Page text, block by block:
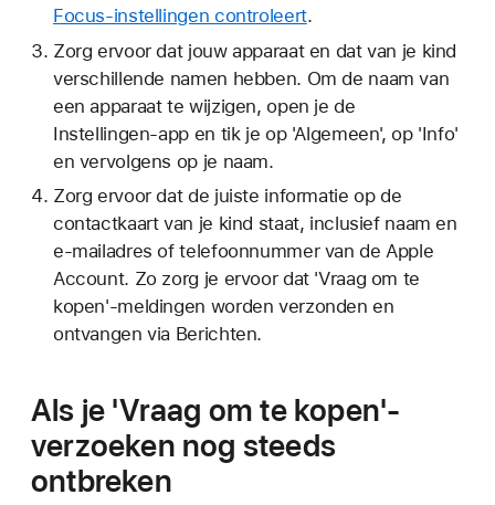
Focus-instellingen controleert.
Zorg ervoor dat jouw apparaat en dat van je kind
verschillende namen hebben. Om de naam van
een apparaat te wijzigen, open je de
Instellingen-app en tik je op 'Algemeen', op 'Info'
en vervolgens op je naam.
Zorg ervoor dat de juiste informatie op de
contactkaart van je kind staat, inclusief naam en
e-mailadres of telefoonnummer van de Apple
Account. Zo zorg je ervoor dat 'Vraag om te
kopen'-meldingen worden verzonden en
ontvangen via Berichten.
Als je 'Vraag om te kopen'-
verzoeken nog steeds
ontbreken